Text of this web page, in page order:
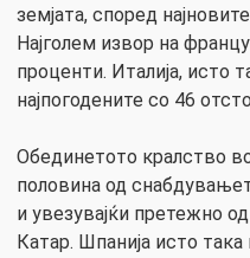
земјата, според
Најголем извор на
проценти. Италија, исто
најпогодените со 46
Обединетото кралство
половина од
и увезувајќи претежно
Катар. Шпанија исто